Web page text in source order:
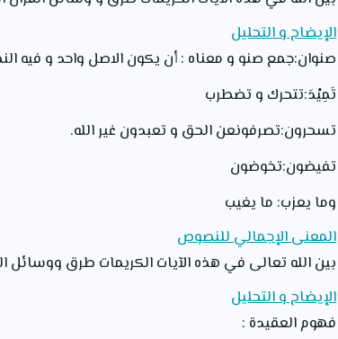
الإيضاح و التحليل
صنوان:جمع صنو و معناه : أن يكون الاصل واحد و فيه
تَمِيْدَ:تتحرك و تضطرب
تسحرون:تصرفونعن الحق و تعبدون غير الله.
تفيضون:تخوضون
وما يعزب: ما يغيب
المعنى الإجمالي للنصوص
بين الله تعالى في هذه الآيات الكريمات طرق ووسائل
الإيضاح و التحليل
فهوم العقيدة :